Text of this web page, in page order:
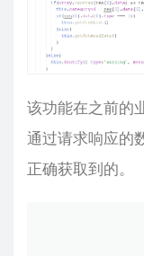
该功能在之前的
通过请求响应的
正确获取到的。